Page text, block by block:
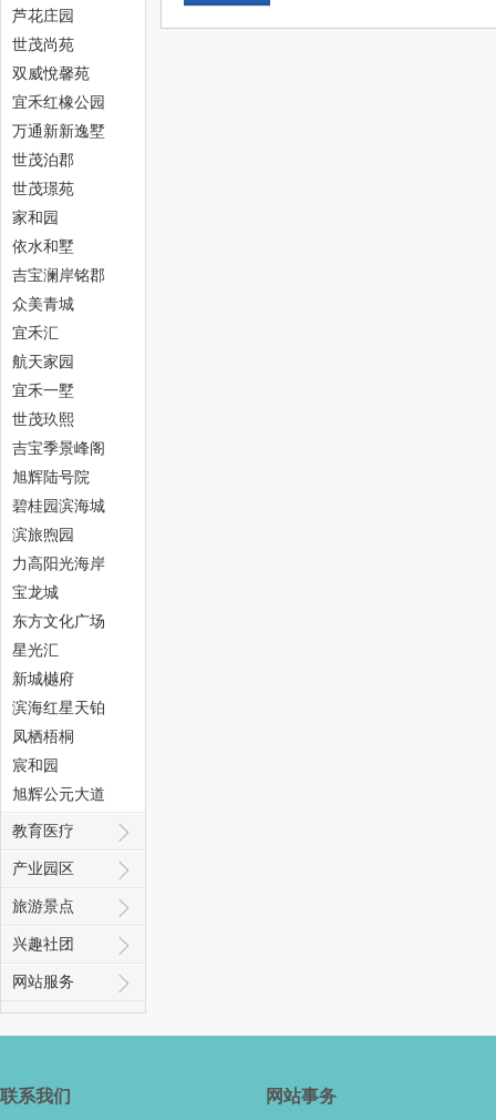
津
生
态
芦花庄园
世茂尚苑
双威悅馨苑
宜禾红橡公园
万通新新逸墅
世茂泊郡
世茂璟苑
家和园
依水和墅
吉宝澜岸铭郡
众美青城
宜禾汇
航天家园
宜禾一墅
世茂玖熙
吉宝季景峰阁
旭辉陆号院
碧桂园滨海城
滨旅煦园
力高阳光海岸
宝龙城
东方文化广场
星光汇
新城樾府
滨海红星天铂
凤栖梧桐
宸和园
旭辉公元大道
教育医疗
产业园区
旅游景点
兴趣社团
网站服务
联系我们 网站事务